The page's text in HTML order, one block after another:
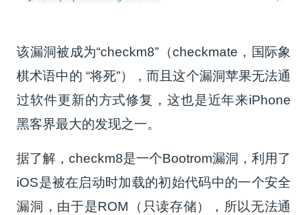
该漏洞被成为“checkm8”（checkmate，国际象
棋术语中的 “将死”），而且这个漏洞苹果无法通
过软件更新的方式修复，这也是近年来iPhone
黑客界最大的发现之一。
据了解，checkm8是一个Bootrom漏洞，利用了
iOS是被在启动时加载的初始代码中的一个安全
漏洞，由于是ROM（只读存储），所以无法通